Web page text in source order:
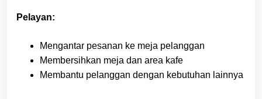
Pelayan:
Mengantar pesanan ke meja pelanggan
Membersihkan meja dan area kafe
Membantu pelanggan dengan kebutuhan lainnya